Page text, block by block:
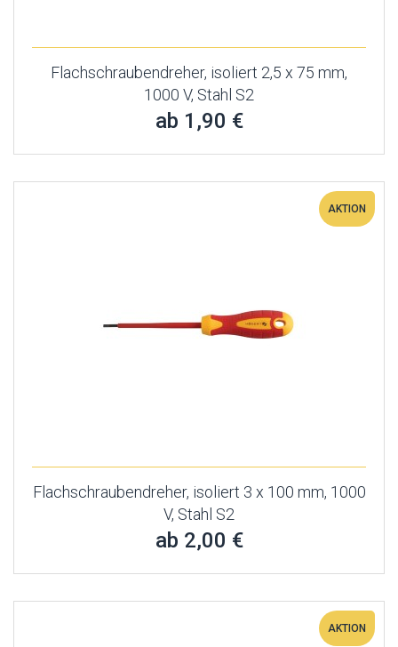
Flachschraubendreher, isoliert 2,5 x 75 mm,
1000 V, Stahl S2
ab 1,90 €
AKTION
Flachschraubendreher, isoliert 3 x 100 mm, 1000
V, Stahl S2
ab 2,00 €
AKTION